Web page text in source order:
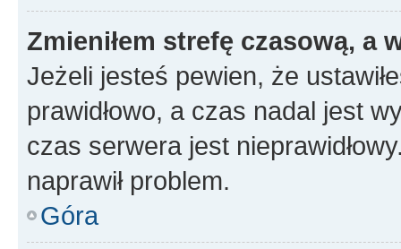
Zmieniłem strefę czasową, a
Jeżeli jesteś pewien, że
prawidłowo, a czas nadal jest
czas serwera jest
naprawił problem.
Góra